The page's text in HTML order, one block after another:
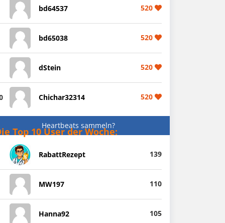
bd64537 520
bd65038 520
dStein 520
Chichar32314 520
Heartbeats sammeln?
Top 10 User der Woche:
RabattRezept 139
MW197 110
Hanna92 105